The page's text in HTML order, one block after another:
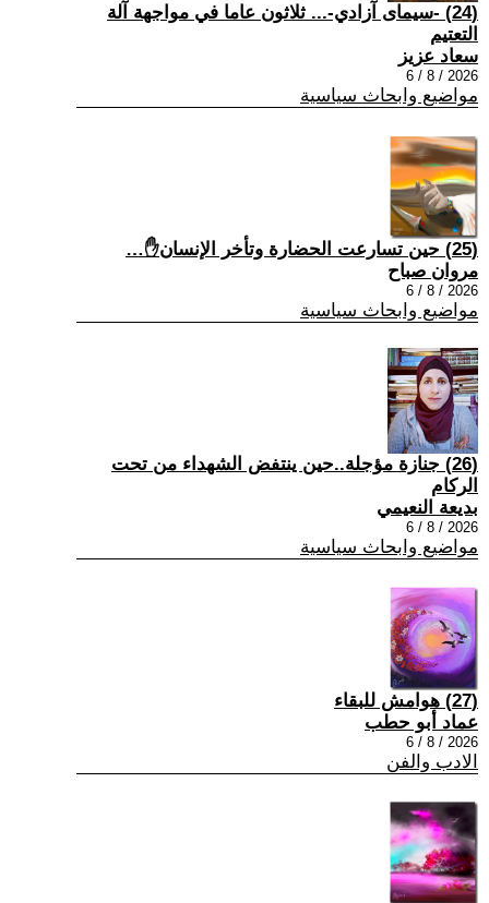
(24) -سيمای آزادي-... ثلاثون عاما في مواجهة آلة
التعتيم
سعاد عزيز
2026 / 8 / 6
مواضيع وابحاث سياسية
(25) حين تسارعت الحضارة وتأخر الإنسان✋…
مروان صباح
2026 / 8 / 6
مواضيع وابحاث سياسية
(26) جنازة مؤجلة..حين ينتفض الشهداء من تحت
الركام
بديعة النعيمي
2026 / 8 / 6
مواضيع وابحاث سياسية
(27) هوامش للبقاء
عماد أبو حطب
2026 / 8 / 6
الادب والفن